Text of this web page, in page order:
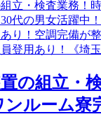
の組立・
ンルーム寮